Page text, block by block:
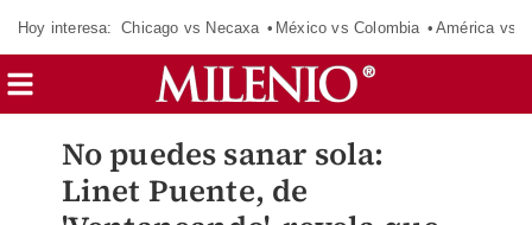
Hoy interesa: Chicago vs Necaxa México vs Colombia América vs
No puedes sanar sola:
Linet Puente, de